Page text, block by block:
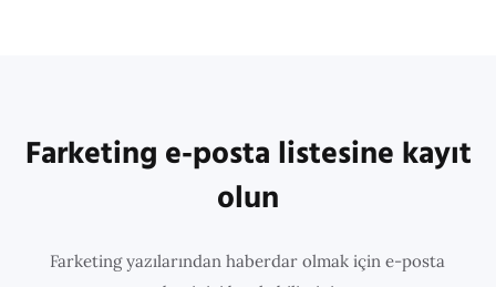
Farketing e-posta listesine kayıt
olun
Farketing yazılarından haberdar olmak için e-posta